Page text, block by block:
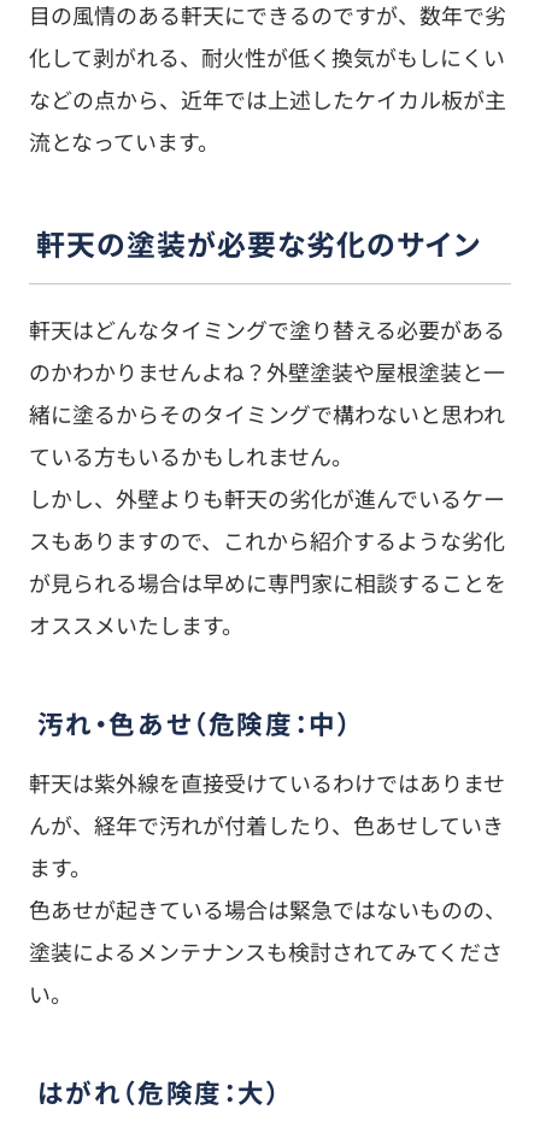
目の風情のある軒天にできるのですが、数年で劣
化して剥がれる、耐火性が低く換気がもしにくい
などの点から、近年では上述したケイカル板が主
流となっています。
軒天の塗装が必要な劣化のサイン
軒天はどんなタイミングで塗り替える必要がある
のかわかりませんよね？外壁塗装や屋根塗装と一
緒に塗るからそのタイミングで構わないと思われ
ている方もいるかもしれません。
しかし、外壁よりも軒天の劣化が進んでいるケー
スもありますので、これから紹介するような劣化
が見られる場合は早めに専門家に相談することを
オススメいたします。
汚れ・色あせ（危険度：中）
軒天は紫外線を直接受けているわけではありませ
んが、経年で汚れが付着したり、色あせしていき
ます。
色あせが起きている場合は緊急ではないものの、
塗装によるメンテナンスも検討されてみてくださ
い。
はがれ（危険度：大）